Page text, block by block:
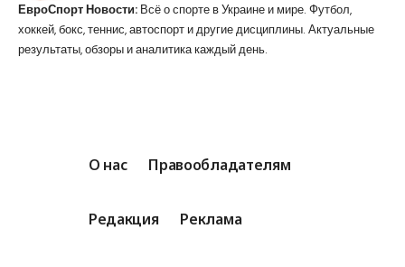
ЕвроСпорт Новости: Всё о спорте в Украине и мире. Футбол,
хоккей, бокс, теннис, автоспорт и другие дисциплины. Актуальные
результаты, обзоры и аналитика каждый день.
О нас Правообладателям
Редакция Реклама